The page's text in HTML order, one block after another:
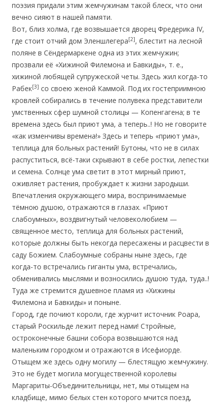
поэзия придали этим жемчужинам такой блеск, что они
вечно сияют в нашей памяти.
Вот, близ холма, где возвышается дворец Фредерика IV,
где стоит отчий дом Эленшлегера[2], блестит на лесной
поляне в Сёндермаркене одна из этих жемчужин;
прозвали её «Хижиной Филемона и Бавкиды», т. е.,
хижиной любящей супружеской четы. Здесь жил когда-то
Рабек[3] со своею женой Каммой. Под их гостеприимною
кровлей собирались в течение полувека представители
умственных сфер шумной столицы — Копенгагена; в те
времена здесь был приют ума, а теперь..! Но не говорите
«как изменчивы времена!» Здесь и теперь «приют ума»,
теплица для больных растений! Бутоны, что не в силах
распуститься, всё-таки скрывают в себе ростки, лепестки
и семена. Солнце ума светит в этот мирный приют,
оживляет растения, пробуждает к жизни зародыши.
Впечатления окружающего мира, воспринимаемые
тёмною душою, отражаются в глазах. «Приют
слабоумных», воздвигнутый человеколюбием —
священное место, теплица для больных растений,
которые должны быть некогда пересажены и расцвести в
саду Божием. Слабоумные собраны ныне здесь, где
когда-то встречались гиганты ума, встречались,
обменивались мыслями и возносились душою туда, туда..!
Туда же стремится душевное пламя из «Хижины
Филемона и Бавкиды» и поныне.
Город, где почиют короли, где журчит источник Роара,
старый Роскильде лежит перед нами! Стройные,
остроконечные башни собора возвышаются над
маленьким городком и отражаются в Исефиорде.
Отыщем же здесь одну могилу — блестящую жемчужину.
Это не будет могила могущественной королевы
Маргариты-Объединительницы, нет, мы отыщем на
кладбище, мимо белых стен которого мчится поезд,